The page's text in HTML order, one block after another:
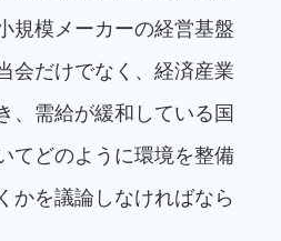
規模メーカーの経営基盤
会だけでなく、経済産業
、需給が緩和している国
てどのように環境を整備
かを議論しなければなら